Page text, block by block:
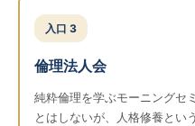
入口 3
倫理法人会
純粋倫理を学ぶモーニングセ
とはしないが、人格修養とい